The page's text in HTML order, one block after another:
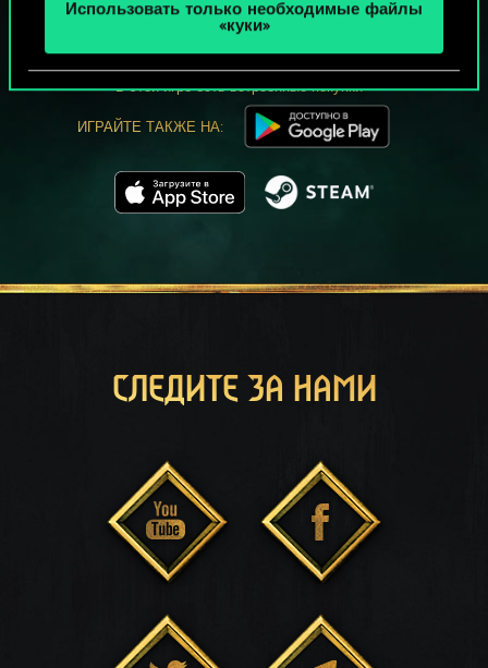
Использовать только необходимые файлы
«куки»
ИГРАТЬ
БЕСПЛАТНО НА ПК
В этой игре есть встроенные покупки
ИГРАЙТЕ ТАКЖЕ НА:
СЛЕДИТЕ ЗА НАМИ